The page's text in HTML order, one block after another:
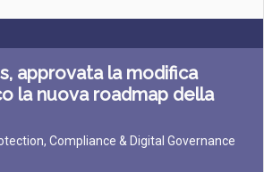
approvata la modifica
la nuova roadmap della
Compliance & Digital Governance